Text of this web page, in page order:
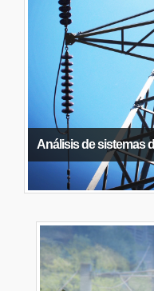
Análisis de sistemas